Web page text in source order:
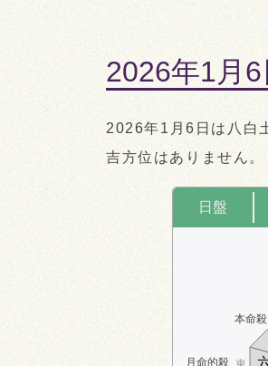
2026年1月
2026年1月6日は八白
吉方位はありません。
日盤
本命殺
月命的殺